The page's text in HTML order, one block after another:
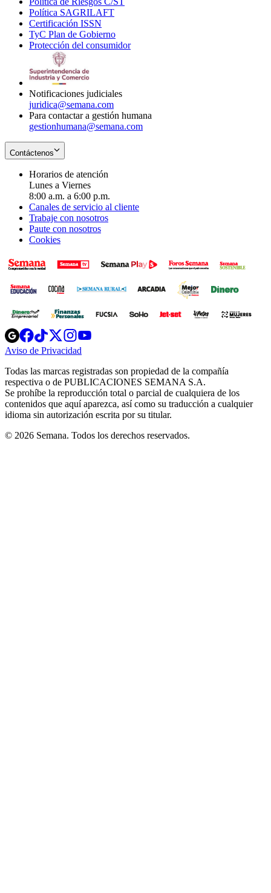
Política SAGRILAFT
new
window
Certificación ISSN
in
new
TyC Plan de Gobierno
in
Protección del consumidorOpens
Notificaciones judiciales
juridica@semana.com
Para contactar a gestión humana
gestionhumana@semana.com
Contáctenos
Horarios de atención
Lunes a Viernes
8:00 a.m. a 6:00 p.m.
Canales de servicio al cliente
Trabaje con nosotros
Paute con nosotros
Cookies
Opens
in
new
Opens
in
new
Opens
in
new
window
Opens
new
windowwindow
Aviso de Privacidad
new
window
Todas las marcas registradas son propiedad de la compañía
respectiva o de PUBLICACIONES SEMANA S.A.
Se prohíbe la reproducción total o parcial de cualquiera de los
contenidos que aquí aparezca, así como su traducción a cualquier
idioma sin autorización escrita por su titular.
© 2026 Semana. Todos los derechos reservados.